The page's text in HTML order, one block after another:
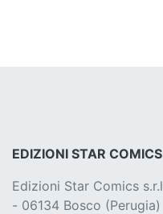
EDIZIONI STAR COMICS
Edizioni Star Comics
- 06134 Bosco (Perugia)